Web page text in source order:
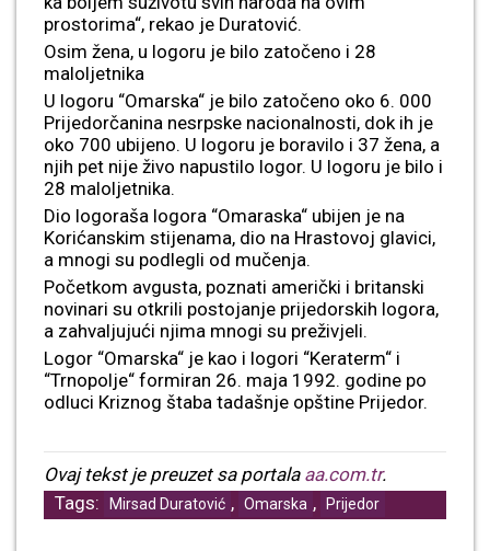
prostorima“, rekao je Duratović.
Osim žena, u logoru je bilo zatočeno i 28
maloljetnika
U logoru “Omarska“ je bilo zatočeno oko 6. 000
Prijedorčanina nesrpske nacionalnosti, dok ih je
oko 700 ubijeno. U logoru je boravilo i 37 žena, a
njih pet nije živo napustilo logor. U logoru je bilo i
28 maloljetnika.
Dio logoraša logora “Omaraska“ ubijen je na
Korićanskim stijenama, dio na Hrastovoj glavici,
a mnogi su podlegli od mučenja.
Početkom avgusta, poznati američki i britanski
novinari su otkrili postojanje prijedorskih logora,
a zahvaljujući njima mnogi su preživjeli.
Logor “Omarska“ je kao i logori “Keraterm“ i
“Trnopolje“ formiran 26. maja 1992. godine po
odluci Kriznog štaba tadašnje opštine Prijedor.
Ovaj tekst je preuzet sa portala aa.com.tr.
Tags:
Mirsad Duratović , Omarska , Prijedor